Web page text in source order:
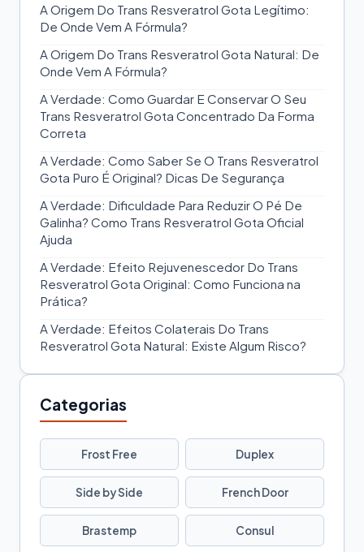
A Origem Do Trans Resveratrol Gota Legítimo:
De Onde Vem A Fórmula?
A Origem Do Trans Resveratrol Gota Natural: De
Onde Vem A Fórmula?
A Verdade: Como Guardar E Conservar O Seu
Trans Resveratrol Gota Concentrado Da Forma
Correta
A Verdade: Como Saber Se O Trans Resveratrol
Gota Puro É Original? Dicas De Segurança
A Verdade: Dificuldade Para Reduzir O Pé De
Galinha? Como Trans Resveratrol Gota Oficial
Ajuda
A Verdade: Efeito Rejuvenescedor Do Trans
Resveratrol Gota Original: Como Funciona na
Prática?
A Verdade: Efeitos Colaterais Do Trans
Resveratrol Gota Natural: Existe Algum Risco?
Categorias
Frost Free Duplex
Side by Side French Door
Brastemp Consul